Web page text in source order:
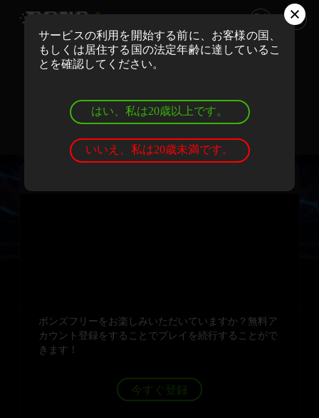
ボンズカジノでリアルマネーでプレイ
ボンズカジノでデモゲームを遊ぼう
登録 ログイン
サービスの利用を開始する前に、お客様の国、
もしくは居住する国の法定年齢に達しているこ
とを確認してください。
はい、私は20歳以上です。
いいえ、私は20歳未満です。
ボンズフリーをお楽しみいただいていますか？無料ア
カウント登録をすることでプレイを続行することがで
きます！
今すぐ登録